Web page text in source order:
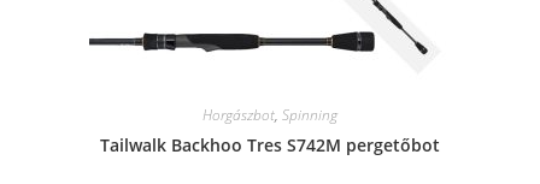
Horgászbot, Spinning
Tailwalk Backhoo Tres S742M pergetőbot